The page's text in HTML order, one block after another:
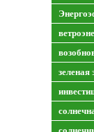
зеленая